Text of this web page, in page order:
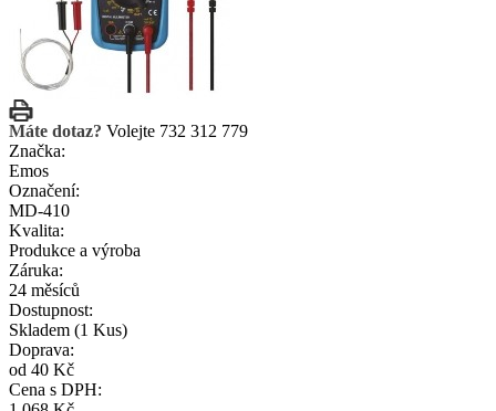
Máte dotaz? Volejte 732 312 779
Značka:
Emos
Označení:
MD-410
Kvalita:
Produkce a výroba
Záruka:
24 měsíců
Dostupnost:
Skladem (1 Kus)
Doprava:
od 40 Kč
Cena s DPH: